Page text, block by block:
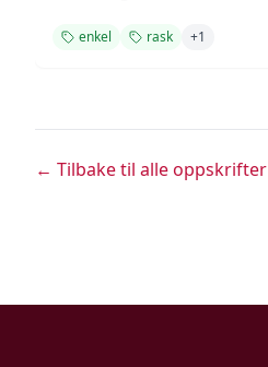
enkel rask +1
← Tilbake til alle oppskrifter